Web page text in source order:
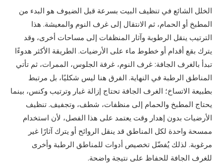
الخلل الشائع في تنظيف البيت بسرعة قبل الضيوف هو البدء من
المطبخ أو الحمام، ثم الانتقال إلى غرف النوم والمعيشة. هذا
الترتيب ينقل الرطوبة وآثار المنظفات إلى مساحات أخرى، وقد
يترك بقع أقدام أو خطوط ماء على الأرضيات. الطريقة الأكثر هدوءًا
تبدأ بالغرف الجافة: غرف النوم، غرفة الجلوس، الممرات، ثم تأتي
المناطق الرطبة في النهاية. الفرق هنا ليس شكليًا، بل مرتبط
بطبيعة الاتساخ؛ الغرف الجافة تحتاج إزالة غبار وترتيب وكنس، بينما
يحتاج المطبخ والحمام إلى منظفات، شطف، وتجفيف. تنظيف
الأرضيات بدون إهدار وقت يعتمد على هذا الفصل، لأن استخدام
ممسحة واحدة لكل المناطق قد ينقل الروائح أو يترك آثارًا غير
مرغوبة. لذلك يُفضّل تخصيص أدوات للمناطق الرطبة وأخرى
للغرف الجافة للحفاظ على نتيجة واضحة.